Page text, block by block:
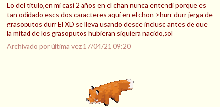
Lo del titulo,en mi casi 2 años en el chan nunca entendí porque es
tan odidado esos dos caracteres aquí en el chon >hurr durr jerga de
grasoputos durr El XD se lleva usando desde incluso antes de que
la mitad de los grasoputos hubieran siquiera nacido,sol
Archivado por última vez 17/04/21 09:20